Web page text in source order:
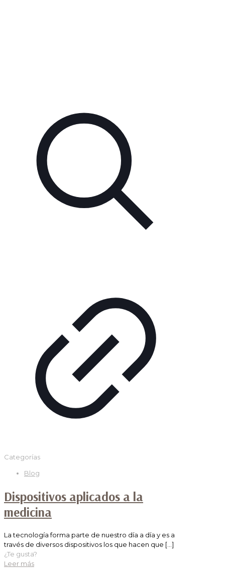
Categorías
Blog
Dispositivos aplicados a la
medicina
La tecnología forma parte de nuestro día a día y es a
través de diversos dispositivos los que hacen que […]
¿Te gusta?
Leer más